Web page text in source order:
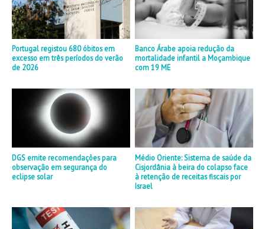
Portugal registou 680 óbitos em
excesso em três períodos do verão
de 2026
Banco Árabe apoia redução da
mortalidade infantil a Moçambique
com 19 ME
DGS emite recomendações para
observação em segurança do
eclipse solar
Médio Oriente: Sistema de saúde da
Cisjordânia à beira do colapso face
à retenção de receitas fiscais por
Israel